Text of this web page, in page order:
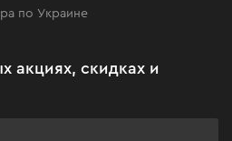
по Украине
акциях, скидках и